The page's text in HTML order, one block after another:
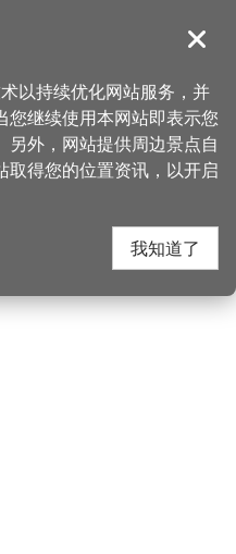
導覽
罗纪博物馆
周边景点
关闭
以持续优化网站服务，并
您继续使用本网站即表示您
外，网站提供周边景点自
取得您的位置资讯，以开启
我知道了